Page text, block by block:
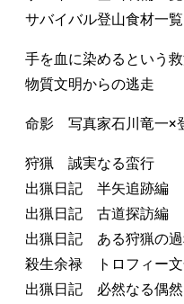
サバイバル登山食材一覧
手を血に染めるという
物質文明からの逃走
命影 写真家石川竜一×
狩猟 誠実なる蛮行
出猟日記 半矢追跡編
出猟日記 古道探訪編
出猟日記 ある狩猟の
殺生余禄 トロフィー文
出猟日記 必然なる偶然